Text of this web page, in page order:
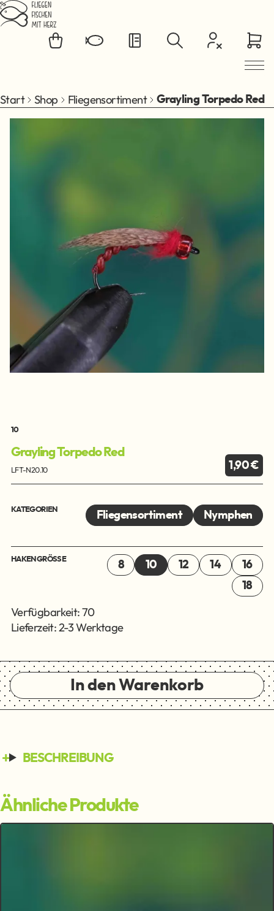
Zum Hauptinhalt springen
Start Shop Fliegensortiment Grayling Torpedo Red
10
Grayling Torpedo Red
LFT-N20.10 1,90 €
KATEGORIEN Fliegensortiment Nymphen
HAKENGRÖSSE 8 10 12 14
16
18
Verfügbarkeit: 70
Lieferzeit: 2-3 Werktage
In den Warenkorb
BESCHREIBUNG
Ähnliche Produkte